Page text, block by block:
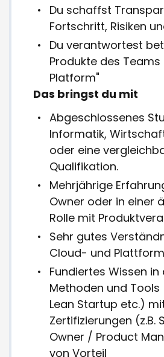
Du schaffst
Fortschritt, Risiken
Du verantwortest
Produkte des Teams
Platform"
Das bringst du mit
Abgeschlossenes
Informatik,
oder eine
Qualifikation.
Mehrjährige
Owner oder in einer
Rolle mit
Sehr gutes
Cloud- und
Fundiertes Wissen in
Methoden und Tools
Lean Startup etc.)
Zertifizierungen (z.B.
Owner / Product
von Vorteil